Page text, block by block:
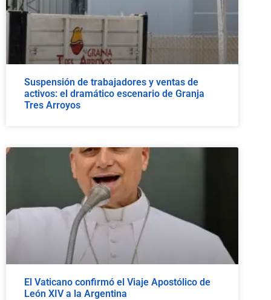
Suspensión de trabajadores y ventas de
activos: el dramático escenario de Granja
Tres Arroyos
El Vaticano confirmó el Viaje Apostólico de
León XIV a la Argentina